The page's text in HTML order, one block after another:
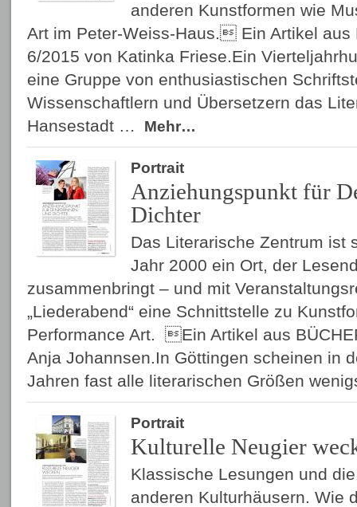
anderen Kunstformen wie
Art im Peter-Weiss-Haus. Ein Artikel aus
6/2015 von Katinka Friese.Ein
eine Gruppe von enthusiastischen
Wissenschaftlern und Übersetzern das
Hansestadt …
Mehr…
Portrait
Anziehungspunkt für
Dichter
Das Literarische Zentrum ist
Jahr 2000 ein Ort, der
zusammenbringt – und mit
„Liederabend“ eine Schnittstelle zu
Performance Art. Ein Artikel aus
Anja Johannsen.In Göttingen scheinen in
Jahren fast alle literarischen Größen
Portrait
Kulturelle Neugier
Klassische Lesungen und
anderen Kulturhäusern. Wie